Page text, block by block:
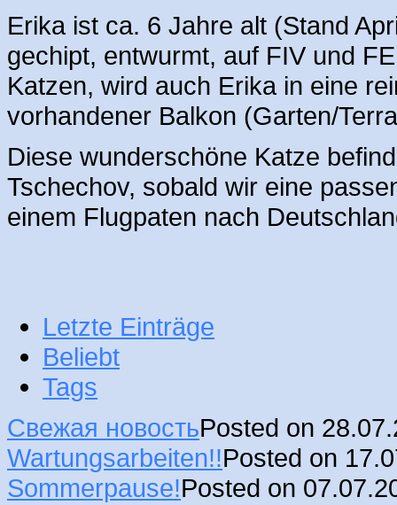
Erika ist ca. 6 Jahre alt (Stand
gechipt, entwurmt, auf FIV und
Katzen, wird auch Erika in eine
vorhandener Balkon (Garten/
Diese wunderschöne Katze
Tschechov, sobald wir eine
einem Flugpaten nach
Letzte Einträge
Beliebt
Tags
Свежая новостьPosted on
Wartungsarbeiten!!Posted on
Sommerpause!Posted on